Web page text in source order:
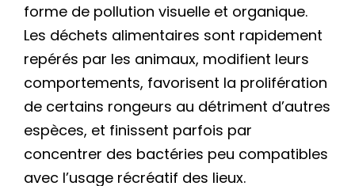
forme de pollution visuelle et organique.
Les déchets alimentaires sont rapidement
repérés par les animaux, modifient leurs
comportements, favorisent la prolifération
de certains rongeurs au détriment d’autres
espèces, et finissent parfois par
concentrer des bactéries peu compatibles
avec l’usage récréatif des lieux.